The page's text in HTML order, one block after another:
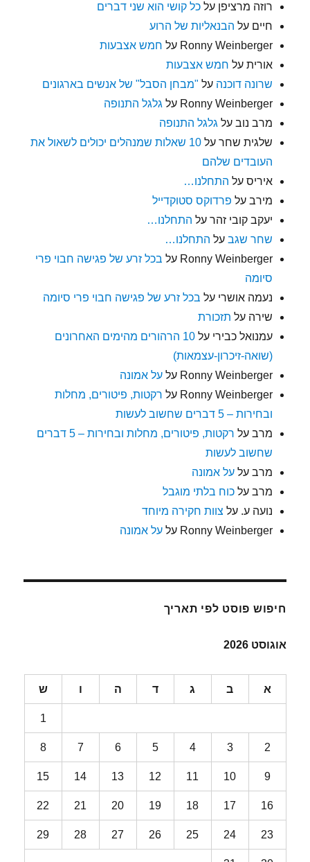
רוזה מרציפן עלכל קושי הוא שני דברים
חיים על הבנאליות של הרוע
Ronny Weinberger על חמש אצבעות
אורית על חמש אצבעות
שרונה דוכנה על "מבחן הסבל" של אנשים בארגונים
Ronny Weinberger על גלגל התנופה
מרב נוב על גלגל התנופה
שלגית שחר על
10 שאלות שמנהלים יכולים לשאול את
העובדים שלהם
איריס על התחלנו…
מירב על פרדוקס סטוקדייל
יעקב קובי זהר על התחלנו…
שחר שגב על התחלנו…
Ronny Weinberger על בכל זרע של פגישה חבוי פרי
סיומה
נעמה אושרי על בכל זרע של פגישה חבוי פרי סיומה
שירה על תזכורת
עמנואל כבירי על
10 הרהורים מהימים האחרונים
(שואה-זיכרון-עצמאות)
Ronny Weinberger עלעל אמונה
Ronny Weinberger על רקטות, פיטורים, מחלות
ובחירות – 5 דברים שחשוב לעשות
מרב על
רקטות, פיטורים, מחלות ובחירות – 5 דברים
שחשוב לעשות
מרב עלעל אמונה
מרב עלכוח בלתי מוגבל
נועה ע. על צוות חקירה מיוחד
Ronny Weinberger עלעל אמונה
חיפוש פוסט לפי תאריך
אוגוסט 2026
א ב ג ד ה ו ש
1
2
3
4
5
6
7
8
9
10
11
12
13
14
15
16
17
18
19
20
21
22
23
24
25
26
27
28
29